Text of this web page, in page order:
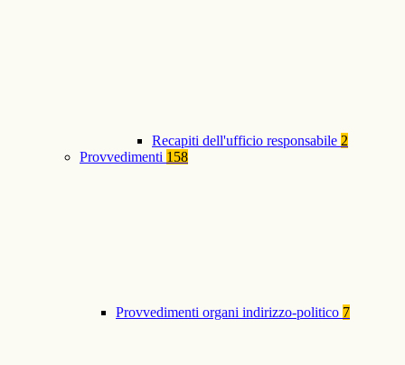
Recapiti dell'ufficio responsabile 2
Provvedimenti 158
Provvedimenti organi indirizzo-politico 7